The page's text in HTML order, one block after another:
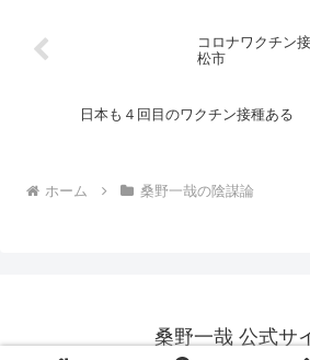
コロナワクチン
松市
日本も４回目のワクチン接種ある
ホーム 桑野一哉の陰謀論
桑野一哉 公式サ